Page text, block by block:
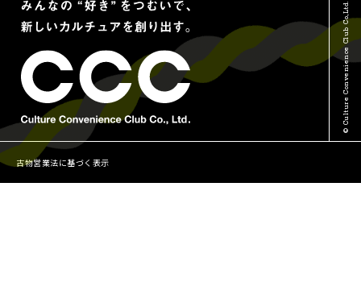
© Culture Convenience Club Co.,Ltd.
古物営業法に基づく表示